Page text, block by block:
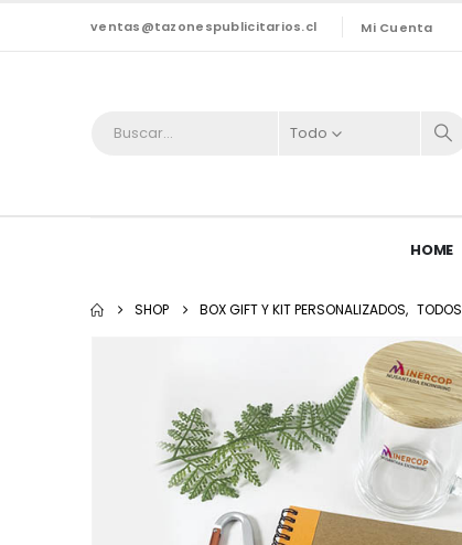
ventas@tazonespublicitarios.cl Mi Cuenta
Todo
HOME
SHOP BOX GIFT Y KIT PERSONALIZADOS, TODOS